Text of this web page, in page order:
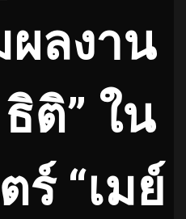
ลงาน
ติ” ใน
“เมย์